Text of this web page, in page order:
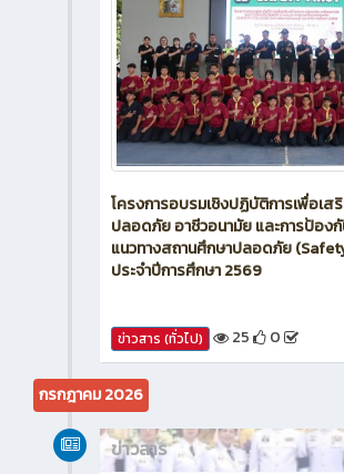
โครงการอบรมเชิงปฏิบัติการเพื่อเส
ปลอดภัย อาชีวอนามัย และการป้อง
แนวทางสถานศึกษาปลอดภัย
ประจำปีการศึกษา 2569
ข่าวสาร (ทั่วไป) 25 0
กรกฎาคม 2026
ข่าวสาร